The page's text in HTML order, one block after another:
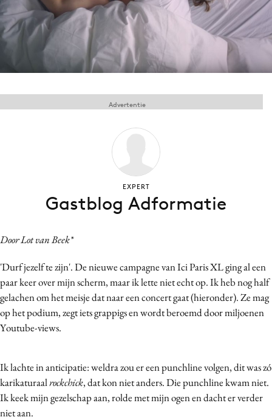
Home
9 sept: GenAI-training
12 nov: MarketingLive!
Adverteren
Events
Opleidingen
Artificial Intelligence
Carriere
Contentmarketing
Craft
Customer Experience
Digital transformation
Diversiteit
Effectiviteit
Door Lot van Beek*
'Durf jezelf te zijn'. De nieuwe campagne van Ici Paris XL ging al een
paar keer over mijn scherm, maar ik lette niet echt op. Ik heb nog half
gelachen om het meisje dat naar een concert gaat (hieronder). Ze mag
op het podium, zegt iets grappigs en wordt beroemd door miljoenen
Youtube-views.
Ik lachte in anticipatie: weldra zou er een punchline volgen, dit was zó
karikaturaalrockchick, dat kon niet anders. Die punchline kwam niet.
Ik keek mijn gezelschap aan, rolde met mijn ogen en dacht er verder
niet aan.
Advertentie
EXPERT
Gastblog Adformatie